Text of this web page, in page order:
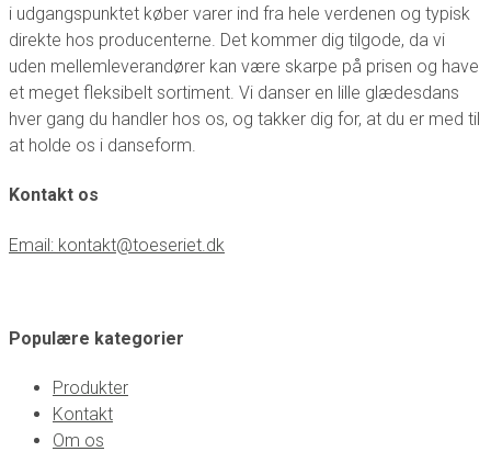
i udgangspunktet køber varer ind fra hele verdenen og typisk
direkte hos producenterne. Det kommer dig tilgode, da vi
uden mellemleverandører kan være skarpe på prisen og have
et meget fleksibelt sortiment. Vi danser en lille glædesdans
hver gang du handler hos os, og takker dig for, at du er med til
at holde os i danseform.
Kontakt os
Email: kontakt@toeseriet.dk
Populære kategorier
Produkter
Kontakt
Om os